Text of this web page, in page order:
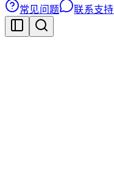
常见问题
联系支持